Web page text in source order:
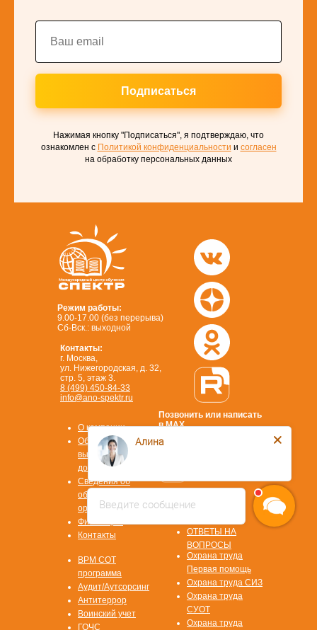
Подписаться
Нажимая кнопку "Подписаться", я подтверждаю, что
ознакомлен с Политикой конфиденциальности и согласен
на обработку персональных данных
Режим работы:
9.00-17.00 (без перерыва)
Сб-Вск.: выходной
Позвонить или написать
в MAX
Контакты:
г. Москва,
ул. Нижегородская, д. 32,
стр. 5, этаж 3.
8 (499) 450-84-33
info@ano-spektr.ru
Стать
ОТВЕТЫ НА
ВОПРОСЫ
ВРМ СОТ
программа
Аудит/Аутсорсинг
Антитеррор
Воинский учет
ГОЧС
Охрана труда
Первая помощь
Охрана труда СИЗ
Охрана труда
СУОТ
Охрана труда
О компании
Образцы
выдаваемых
документов
Сведения об
образовательной
организации
Физ. лицам
Контакты
Введите сообщение
Алина